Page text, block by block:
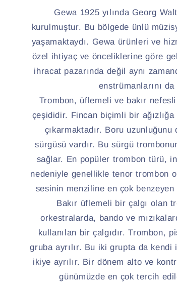
Gewa 1925 yılında Georg
kurulmuştur. Bu bölgede ünlü
yaşamaktaydı. Gewa ürünleri ve
özel ihtiyaç ve önceliklerine göre
ihracat pazarında değil aynı
enstrümanlarını
Trombon, üflemeli ve bakır
çeşididir. Fincan biçimli bir
çıkarmaktadır. Boru
sürgüsü vardır. Bu sürgü
sağlar. En popüler trombon türü,
nedeniyle genellikle tenor trombon
sesinin menziline en çok
Bakır üflemeli bir çalgı olan
orkestralarda, bando ve
kullanılan bir çalgıdır. Trombon,
gruba ayrılır. Bu iki grupta da
ikiye ayrılır. Bir dönem alto ve
günümüzde en çok tercih